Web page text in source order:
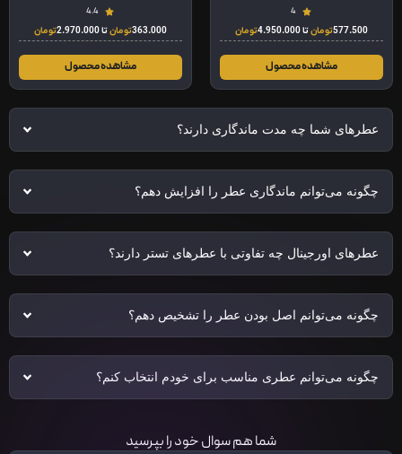
4
577.500تومانتا4.950.000تومان
مشاهده محصول
4.4
363.000تومانتا2.970.000تومان
مشاهده محصول
عطرهای شما چه مدت ماندگاری دارند؟
چگونه می‌توانم ماندگاری عطر را افزایش دهم؟
عطرهای اورجینال چه تفاوتی با عطرهای تستر دارند؟
چگونه می‌توانم اصل بودن عطر را تشخیص دهم؟
چگونه می‌توانم عطری مناسب برای خودم انتخاب کنم؟
شما هم سوال خود را بپرسید